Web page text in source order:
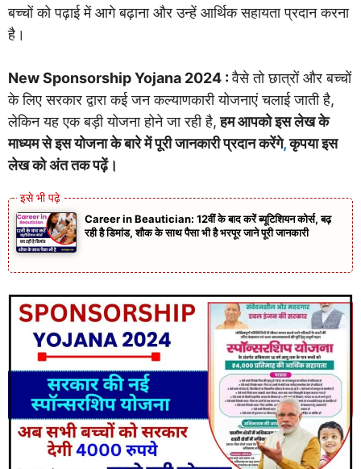
बच्चों को पढ़ाई में आगे बढ़ाना और उन्हें आर्थिक सहायता प्रदान करना
है।
New Sponsorship Yojana 2024 :वैसे तो छात्रों और बच्चों
के लिए सरकार द्वारा कई जन कल्याणकारी योजनाएं चलाई जाती है,
लेकिन यह एक बड़ी योजना होने जा रही है,हम आपको इस लेख के
माध्यम से इस योजना के बारे में पूरी जानकारी प्रदान करेंगे,कृपया इस
लेख को अंत तक पढ़ें।
Career in Beautician: 12वीं के बाद करें ब्यूटिशियन कोर्स, बढ़
रही है डिमांड, शौक के साथ पैसा भी है भरपूर जाने पूरी जानकारी